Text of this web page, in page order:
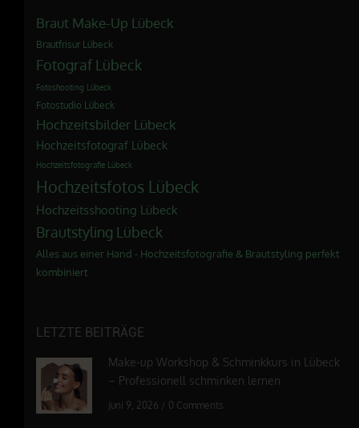
Braut Make-Up Lübeck
Brautfrisur Lübeck
Fotograf Lübeck
Fotoshooting Lübeck
Fotostudio Lübeck
Hochzeitsbilder Lübeck
Hochzeitsfotograf Lübeck
Hochzeitsfotografie Lübeck
Hochzeitsfotos Lübeck
Hochzeitsshooting Lübeck
Brautstyling Lübeck
Alles aus einer Hand - Hochzeitsfotografie & Brautstyling perfekt
kombiniert
LETZTE BEITRÄGE
Make-up Workshop & Schminkkurs in Lübeck
– Professionell schminken lernen
Juni 9, 2026 / 0 Comments